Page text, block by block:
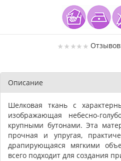
Описание
Шелковая ткань с
изображающая небесно-
крупными бутонами. Эта
прочная и упругая,
драпирующаяся мягкими
всего подходит для создания